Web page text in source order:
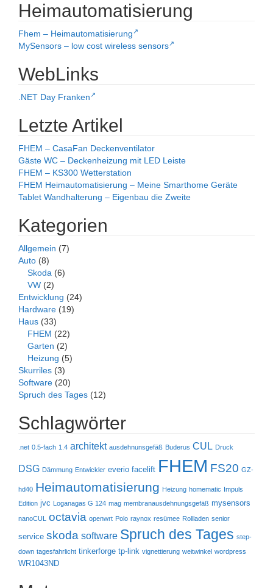
Heimautomatisierung
Fhem – Heimautomatisierung
MySensors – low cost wireless sensors
WebLinks
.NET Day Franken
Letzte Artikel
FHEM – CasaFan Deckenventilator
Gäste WC – Deckenheizung mit LED Leiste
FHEM – KS300 Wetterstation
FHEM Heimautomatisierung – Meine Smarthome Geräte
Tablet Wandhalterung – Eigenbau die Zweite
Kategorien
Allgemein (7)
Auto (8)
Skoda (6)
VW (2)
Entwicklung (24)
Hardware (19)
Haus (33)
FHEM (22)
Garten (2)
Heizung (5)
Skurriles (3)
Software (20)
Spruch des Tages (12)
Schlagwörter
.net 0.5-fach 1.4 architekt ausdehnunsgefäß Buderus CUL Druck
DSG Dämmung Entwickler everio facelift FHEM FS20 GZ-
hd40 Heimautomatisierung Heizung homematic
Impuls
Edition jvc Loganagas G 124 mag membranausdehnungsgefäß mysensors
nanoCUL octavia openwrt Polo raynox resümee Rollladen senior
service skoda software Spruch des Tages step-
down tagesfahrlicht tinkerforge tp-link vignettierung weitwinkel wordpress
WR1043ND